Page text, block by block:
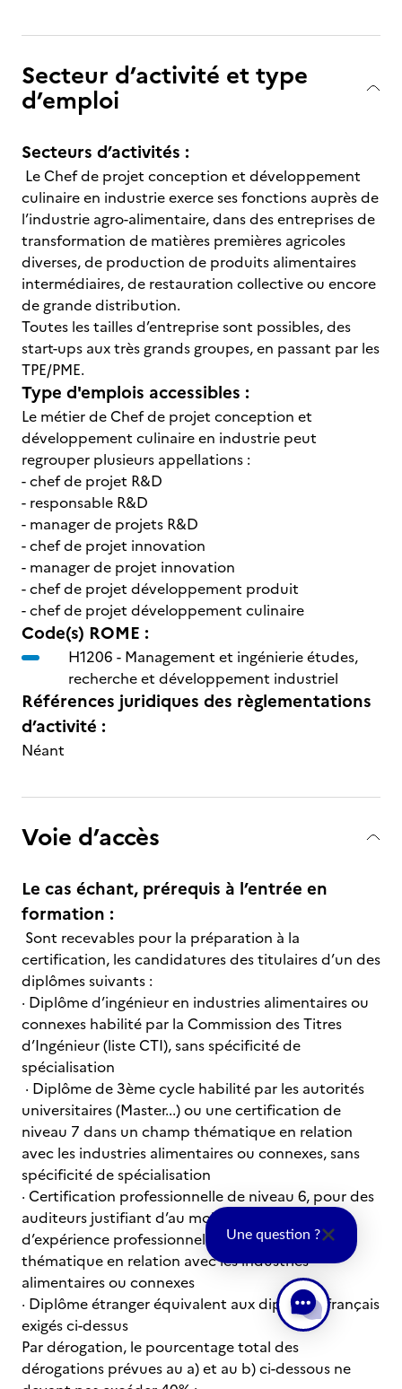
Secteur d’activité et type
d’emploi
Secteurs d’activités :
Le Chef de projet conception et développement
culinaire en industrie exerce ses fonctions auprès de
l’industrie agro-alimentaire, dans des entreprises de
transformation de matières premières agricoles
diverses, de production de produits alimentaires
intermédiaires, de restauration collective ou encore
de grande distribution.
Toutes les tailles d’entreprise sont possibles, des
start-ups aux très grands groupes, en passant par les
TPE/PME.
Type d'emplois accessibles :
Le métier de Chef de projet conception et
développement culinaire en industrie peut
regrouper plusieurs appellations :
- chef de projet R&D
- responsable R&D
- manager de projets R&D
- chef de projet innovation
- manager de projet innovation
- chef de projet développement produit
- chef de projet développement culinaire
Code(s) ROME :
H1206 - Management et ingénierie études,
recherche et développement industriel
Références juridiques des règlementations
d’activité :
Néant
Voie d’accès
Le cas échant, prérequis à l’entrée en
formation :
Sont recevables pour la préparation à la
certification, les candidatures des titulaires d’un des
diplômes suivants :
· Diplôme d’ingénieur en industries alimentaires ou
connexes habilité par la Commission des Titres
d’Ingénieur (liste CTI), sans spécificité de
spécialisation
· Diplôme de 3ème cycle habilité par les autorités
universitaires (Master...) ou une certification de
niveau 7 dans un champ thématique en relation
avec les industries alimentaires ou connexes, sans
spécificité de spécialisation
· Certification professionnelle de niveau 6, pour des
auditeurs justifiant d’au moins trois années
d’expérience professionnelle dans un champ
thématique en relation avec les industries
alimentaires ou connexes
· Diplôme étranger équivalent aux diplômes français
exigés ci-dessus
Par dérogation, le pourcentage total des
dérogations prévues au a) et au b) ci-dessous ne
Une question ?